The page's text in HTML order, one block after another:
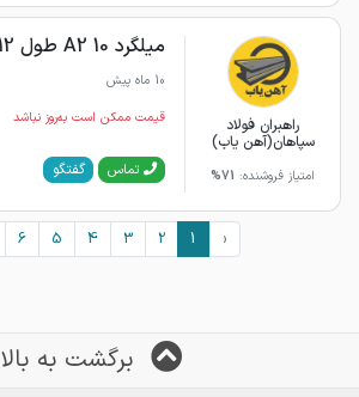
راهبران فولاد
سپاهان(آهن یاب)
امتیاز فروشنده: 71%
میلگرد 10 A2 طول 12 آریان فولاد
10 ماه پیش
قیمت ممکن است به‌روز نباشد
تماس گفتگو
‹
1
2
3
4
5
6
برگشت به بالا